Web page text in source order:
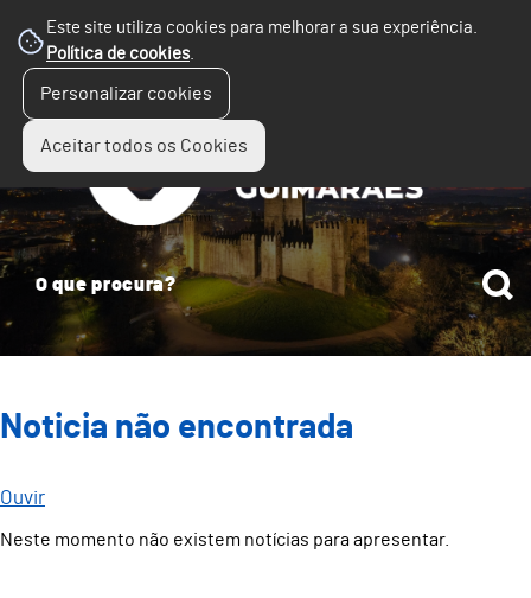
Este site utiliza cookies para melhorar a sua experiência.
Política de cookies.
Personalizar cookies
Aceitar todos os Cookies
Noticia não encontrada
Ouvir
Neste momento não existem notícias para apresentar.